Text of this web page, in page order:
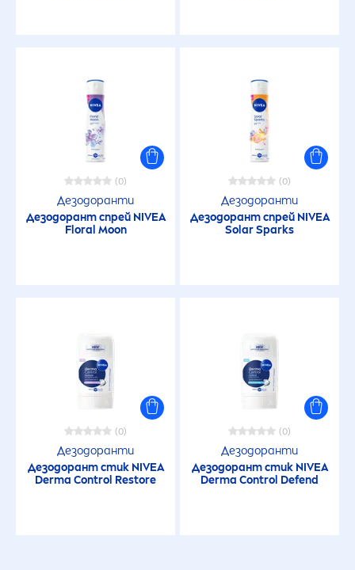
(0)
Дезодоранти
Дезодорант спрей NIVEA
Floral Moon
(0)
Дезодоранти
Дезодорант спрей NIVEA
Solar Sparks
(0)
Дезодоранти
Дезодорант стик NIVEA
Derma Control Restore
(0)
Дезодоранти
Дезодорант стик NIVEA
Derma Control Defend